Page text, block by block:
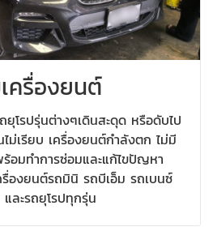
ครื่องยนต์
โรปรุ่นต่างๆเดินสะดุด หรือดับไป
ม่เรียบ เครื่องยนต์กำลังตก ไม่มี
อมทำการซ่อมและแก้ไขปัญหา
องยนต์รถมินิ รถบีเอ็ม รถเบนซ์
และรถยุโรปทุกรุ่น